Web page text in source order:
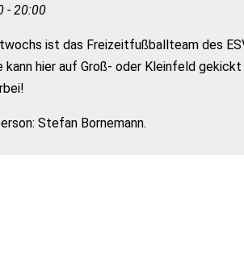
- 20:00
ist das Freizeitfußballteam des
kann hier auf Groß- oder Kleinfeld
Stefan Bornemann.